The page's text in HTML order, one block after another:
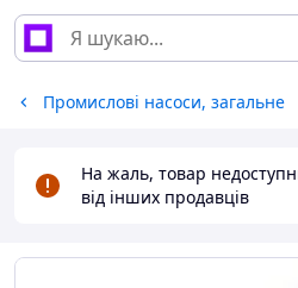
Промислові насоси, загальне
На жаль, товар
від інших продавців